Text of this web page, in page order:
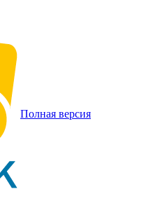
Полная версия